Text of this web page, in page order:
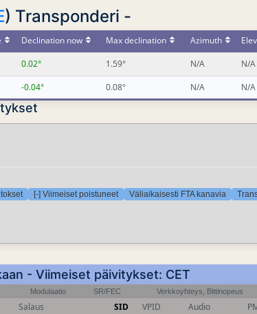
) Transponderi -
Declination now Max declination Azimuth
0.02° 1.59° N/A N/A
-0.04° 0.08° N/A N/A
[-] Viimeiset poistuneet Väliaikaisesti FTA kanavia
- Viimeiset päivitykset: CET
Modulaatio SR/FEC Verkkoyhteys, Bittinopeus
Salaus SID VPID Audio